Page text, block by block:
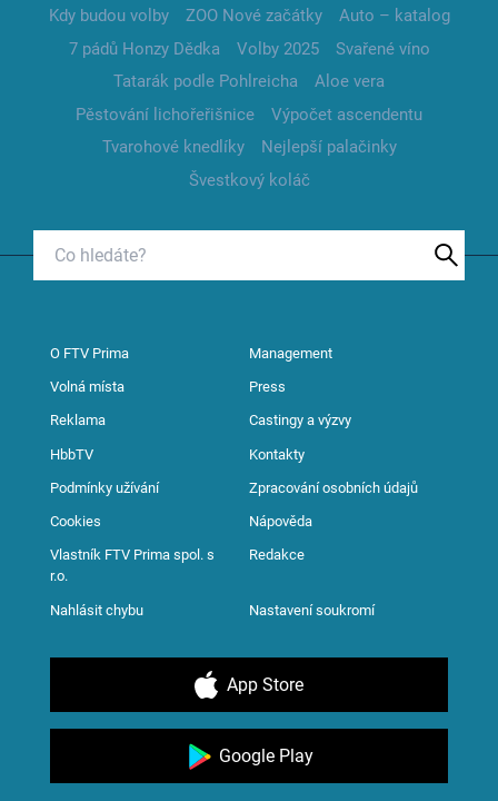
Kdy budou volby
ZOO Nové začátky
Auto – katalog
7 pádů Honzy Dědka
Volby 2025
Svařené víno
Tatarák podle Pohlreicha
Aloe vera
Pěstování lichořeřišnice
Výpočet ascendentu
Tvarohové knedlíky
Nejlepší palačinky
Švestkový koláč
O FTV Prima Management
Volná místa Press
Reklama Castingy a výzvy
HbbTV Kontakty
Podmínky užívání Zpracování osobních údajů
Cookies Nápověda
Vlastník FTV Prima spol. s
r.o.
Redakce
Nahlásit chybu Nastavení soukromí
App Store
Google Play